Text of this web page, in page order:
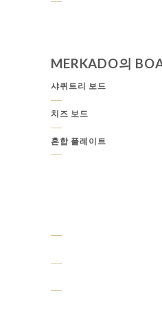
MERKADO의
샤퀴트리 보드
치즈 보드
혼합 플레이트